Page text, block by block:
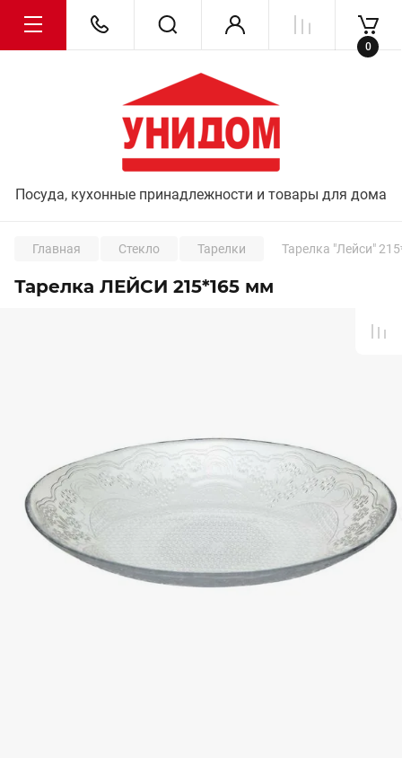
Посуда, кухонные принадлежности и товары для дома
0
Главная Стекло Тарелки Тарелка "Лейси"
Тарелка ЛЕЙСИ 215*165 мм